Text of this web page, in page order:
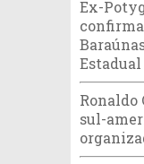
Ex-
Estadual
Ronaldo
sul-